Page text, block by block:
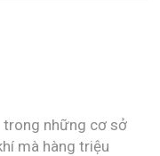
trong những cơ sở
mà hàng triệu